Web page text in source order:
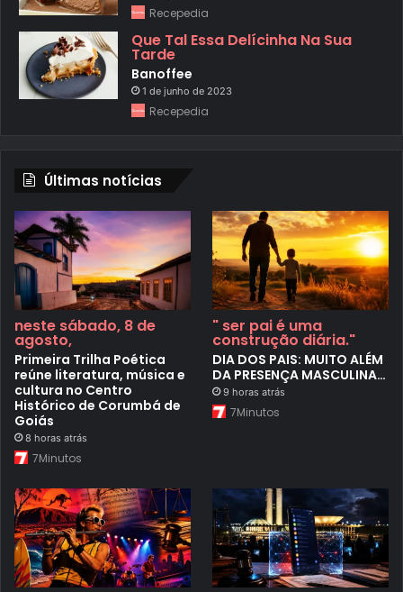
Recepedia
Que Tal Essa Delícinha Na Sua
Tarde
Banoffee
1 de junho de 2023
Recepedia
Últimas notícias
neste sábado, 8 de
agosto,
Primeira Trilha Poética
reúne literatura, música e
cultura no Centro
Histórico de Corumbá de
Goiás
8 horas atrás
7Minutos
" ser pai é uma
construção diária."
DIA DOS PAIS: MUITO ALÉM
DA PRESENÇA MASCULINA…
9 horas atrás
7Minutos